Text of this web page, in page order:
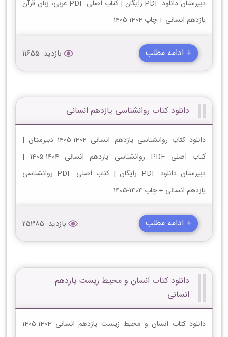
دبیرستان دانلود PDF رایگان | کتاب اصلی PDF عربی، زبان قرآن
یازدهم انسانی + چاپ 1404-1405
+ ادامه مطلب بازدید: 11655
دانلود کتاب روانشناسی یازدهم انسانی
دانلود کتاب روانشناسی یازدهم انسانی 1404-1405 دبیرستان |
کتاب اصلی PDF روانشناسی یازدهم انسانی 1404-1405 |
دبیرستان دانلود PDF رایگان | کتاب اصلی PDF روانشناسی
یازدهم انسانی + چاپ 1404-1405
+ ادامه مطلب بازدید: 25385
دانلود کتاب انسان و محیط زیست یازدهم
انسانی
دانلود کتاب انسان و محیط زیست یازدهم انسانی 1404-1405